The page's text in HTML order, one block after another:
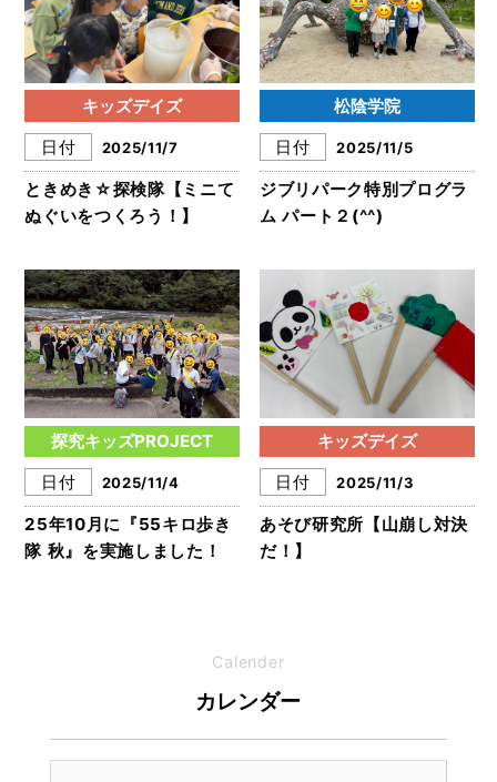
キッズデイズ
日付
2025/11/7
ときめき☆探検隊【ミニて
ぬぐいをつくろう！】
松陰学院
日付
2025/11/5
ジブリパーク特別プログラ
ム パート２(^^)
探究キッズPROJECT
日付
2025/11/4
25年10月に『55キロ歩き
隊 秋』を実施しました！
キッズデイズ
日付
2025/11/3
あそび研究所【山崩し対決
だ！】
Calender
カレンダー